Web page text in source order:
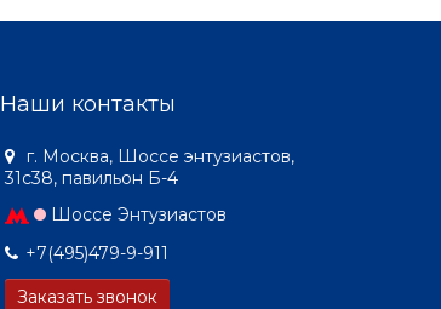
Наши контакты
г. Москва, Шоссе энтузиастов,
31с38, павильон Б-4
Шоссе Энтузиастов
+7(495)479-9-911
Заказать звонок